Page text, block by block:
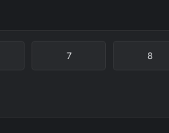
7 8